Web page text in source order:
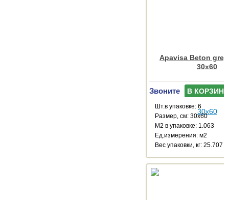
Apavisa Beton
30x60
Звоните В КОРЗИНУ
Шт.в упаковке: 6
Размер, см: 30x60
М2 в упаковке: 1.063
Ед.измерения: м2
Веc упаковки, кг: 25.707